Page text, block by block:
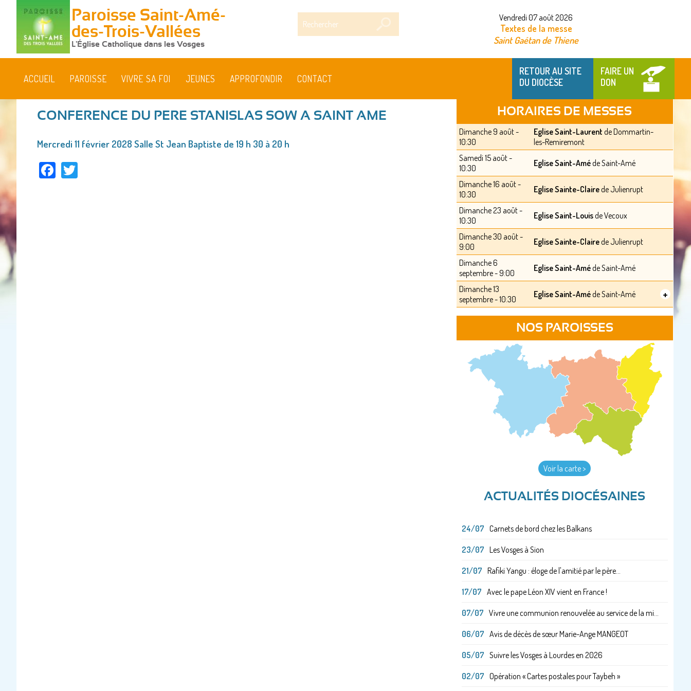
Paroisse Saint-Amé-
des-Trois-Vallées
L'Église Catholique dans les Vosges
Vendredi 07 août 2026
Textes de la messe
Saint Gaétan de Thiene
RETOUR AU SITE
DU DIOCÈSE
FAIRE UN
DON
ACCUEIL PAROISSE VIVRE SA FOI JEUNES APPROFONDIR CONTACT
êtes
ici
CONFERENCE DU PERE STANISLAS SOW A SAINT AME
Mercredi 11 février 2028 Salle St Jean Baptiste de 19 h 30 à 20 h
Facebook
HORAIRES DE MESSES
Dimanche 9 août -
10:30
Eglise Saint-Laurent de Dommartin-
les-Remiremont
Samedi 15 août -
10:30
Eglise Saint-Améde Saint-Amé
Dimanche 16 août -
10:30
Eglise Sainte-Clairede Julienrupt
Dimanche 23 août -
10:30
Eglise Saint-Louisde Vecoux
Dimanche 30 août -
9:00
Eglise Sainte-Clairede Julienrupt
Dimanche 6
septembre - 9:00
Eglise Saint-Améde Saint-Amé
Dimanche 13
septembre - 10:30
Eglise Saint-Améde Saint-Amé +
NOS PAROISSES
Voir la carte >
ACTUALITÉS DIOCÉSAINES
24/07 Carnets de bord chez les Balkans
23/07 Les Vosges à Sion
21/07 Rafiki Yangu : éloge de l'amitié par le père...
17/07 Avec le pape Léon XIV vient en France !
07/07 Vivre une communion renouvelée au service de la mi...
06/07 Avis de décès de sœur Marie-Ange MANGEOT
05/07 Suivre les Vosges à Lourdes en 2026
02/07 Opération « Cartes postales pour Taybeh »